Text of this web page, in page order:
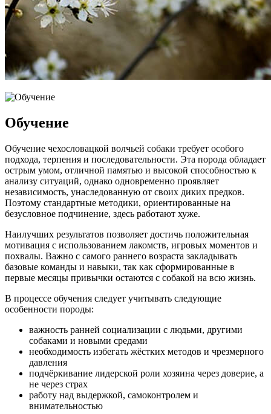
Обучение
Обучение чехословацкой волчьей собаки требует особого
подхода, терпения и последовательности. Эта порода обладает
острым умом, отличной памятью и высокой способностью к
анализу ситуаций, однако одновременно проявляет
независимость, унаследованную от своих диких предков.
Поэтому стандартные методики, ориентированные на
безусловное подчинение, здесь работают хуже.
Наилучших результатов позволяет достичь положительная
мотивация с использованием лакомств, игровых моментов и
похвалы. Важно с самого раннего возраста закладывать
базовые команды и навыки, так как сформированные в
первые месяцы привычки остаются с собакой на всю жизнь.
В процессе обучения следует учитывать следующие
особенности породы:
важность ранней социализации с людьми, другими
собаками и новыми средами
необходимость избегать жёстких методов и чрезмерного
давления
подчёркивание лидерской роли хозяина через доверие, а
не через страх
работу над выдержкой, самоконтролем и
внимательностью